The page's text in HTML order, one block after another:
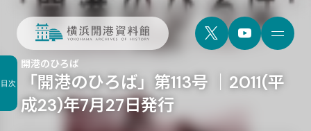
「開港のひろば」第113号 ｜2011(平
成23)年7月27日発行
開港のひろば
目次